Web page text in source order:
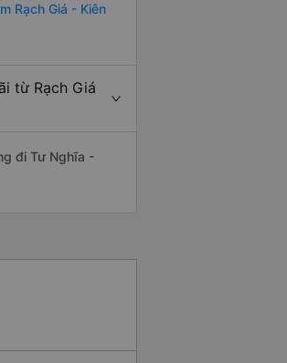
Rạch Giá - Kiên
từ Rạch Giá
đi Tư Nghĩa -